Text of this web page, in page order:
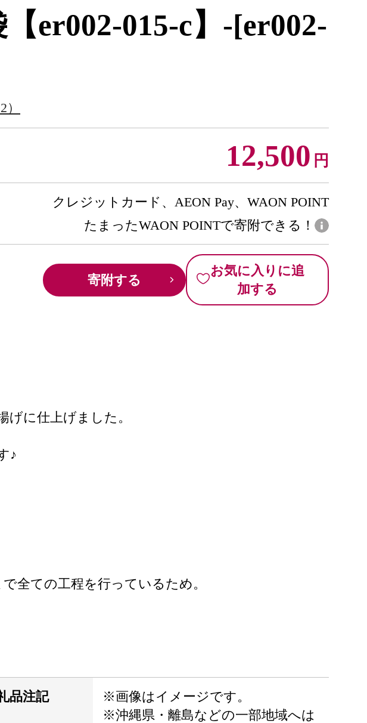
【er002-015-c】-[er002-
）
12,500 円
クレジットカード、AEON Pay、WAON POINT
たまったWAON POINTで寄附できる！
寄附する
お気に入りに追
加する
に仕上げました。
♪
全ての工程を行っているため。
品注記
※画像はイメージです。
※沖縄県・離島などの一部地域へは